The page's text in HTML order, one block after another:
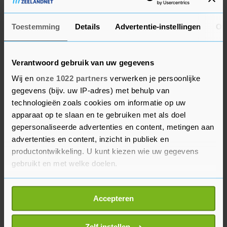
Toestemming Details Advertentie-instellingen
Verantwoord gebruik van uw gegevens
Wij en onze 1022 partners verwerken je persoonlijke
gegevens (bijv. uw IP-adres) met behulp van
technologieën zoals cookies om informatie op uw
apparaat op te slaan en te gebruiken met als doel
gepersonaliseerde advertenties en content, metingen aan
advertenties en content, inzicht in publiek en
productontwikkeling. U kunt kiezen wie uw gegevens
gebruikt en met welke doelen.
Als u het toestaat, willen we ook graag:
Informatie verzamelen over uw geografische
locatie, die tot een paar meter nauwkeurig kan zijn
Accepteren
Net als de voorgaande drie jaar staat de
honingbij met stip op één als meest getelde soort,
met meer dan 45.000 getelde individuen. Op veel
plekken in de stad hebben hobby-imkers kasten
staan en hun bijen waaieren over de woonwijken
uit. De rosse metselbij staat net als vorig jaar op
de tweede plek. De gehoornde metselbij is dit jaar
van het podium gestoten door de aardhommel.
Het aantal tellingen zal de komende uren
mogelijk nog oplopen tot een nieuw record: voor
laatkomers staat het telformulier namelijk nog
open tot maandagavond 20.00 uur. Het
eindresultaat is te vinden op